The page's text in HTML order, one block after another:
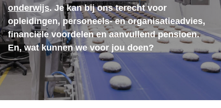
onderwijs. Je kan bij ons terecht voor
opleidingen, personeels- en organisatieadvies,
financiële voordelen en aanvullend pensioen.
En, wat kunnen we voor jou doen?